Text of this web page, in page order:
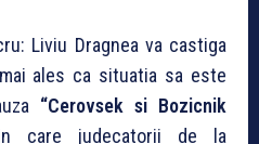
Liviu Dragnea va castiga
ales ca situatia sa este
“Cerovsek si Bozicnik
care judecatorii de la